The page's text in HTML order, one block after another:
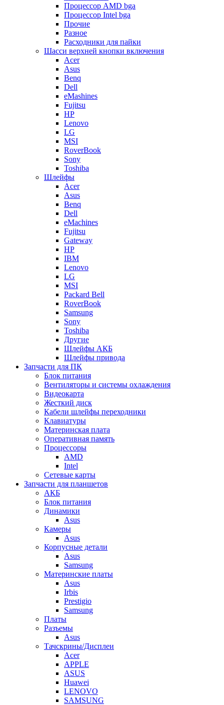
Процессор AMD bga
Процессор Intel bga
Прочие
Разное
Расходники для пайки
Шасси верхней кнопки включения
Acer
Asus
Benq
Dell
eMashines
Fujitsu
HP
Lenovo
LG
MSI
RoverBook
Sony
Toshiba
Шлейфы
Acer
Asus
Benq
Dell
eMachines
Fujitsu
Gateway
HP
IBM
Lenovo
LG
MSI
Packard Bell
RoverBook
Samsung
Sony
Toshiba
Другие
Шлейфы АКБ
Шлейфы привода
Запчасти для ПК
Блок питания
Вентиляторы и системы охлаждения
Видеокарта
Жесткий диск
Кабели шлейфы переходники
Клавиатуры
Материнская плата
Оперативная память
Процессоры
AMD
Intel
Сетевые карты
Запчасти для планшетов
АКБ
Блок питания
Динамики
Asus
Камеры
Asus
Корпусные детали
Asus
Samsung
Материнские платы
Asus
Irbis
Prestigio
Samsung
Платы
Разъемы
Asus
Тачскрины/Дисплеи
Acer
APPLE
ASUS
Huawei
LENOVO
SAMSUNG